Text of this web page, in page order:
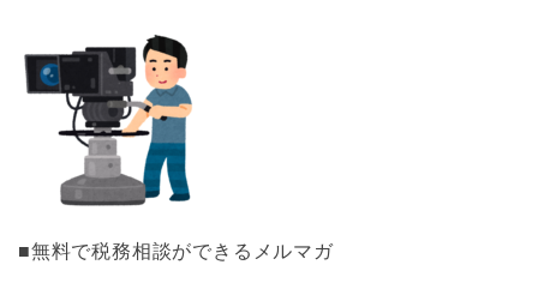
■無料で税務相談ができるメルマガ